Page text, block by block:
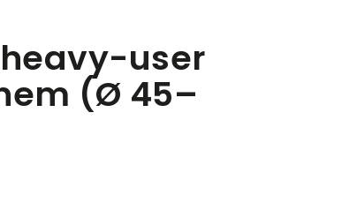
heavy-user
(Ø 45–